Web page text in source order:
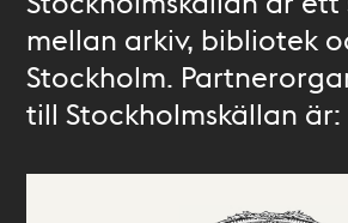
mellan arkiv, bibliotek
Stockholm.
till Stockholmskällan är: